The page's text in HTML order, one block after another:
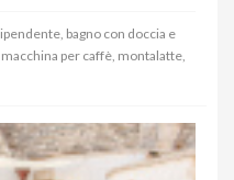
bagno con doccia e
per caffè, montalatte,